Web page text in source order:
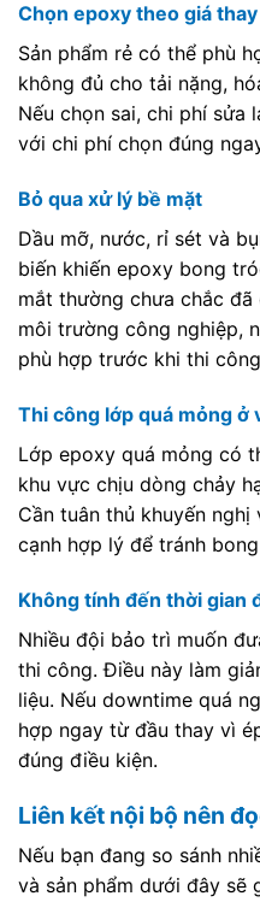
Chọn epoxy theo giá
Sản phẩm rẻ có thể phù
không đủ cho tải nặng,
Nếu chọn sai, chi phí sửa
với chi phí chọn đúng
Bỏ qua xử lý bề mặt
Dầu mỡ, nước, rỉ sét và
biến khiến epoxy bong
mắt thường chưa chắc
môi trường công nghiệp,
phù hợp trước khi thi
Thi công lớp quá mỏng ở
Lớp epoxy quá mỏng có
khu vực chịu dòng chảy
Cần tuân thủ khuyến
cạnh hợp lý để tránh
Không tính đến thời gian
Nhiều đội bảo trì muốn
thi công. Điều này làm
liệu. Nếu downtime quá
hợp ngay từ đầu thay vì
đúng điều kiện.
Liên kết nội bộ nên
Nếu bạn đang so sánh
và sản phẩm dưới đây sẽ